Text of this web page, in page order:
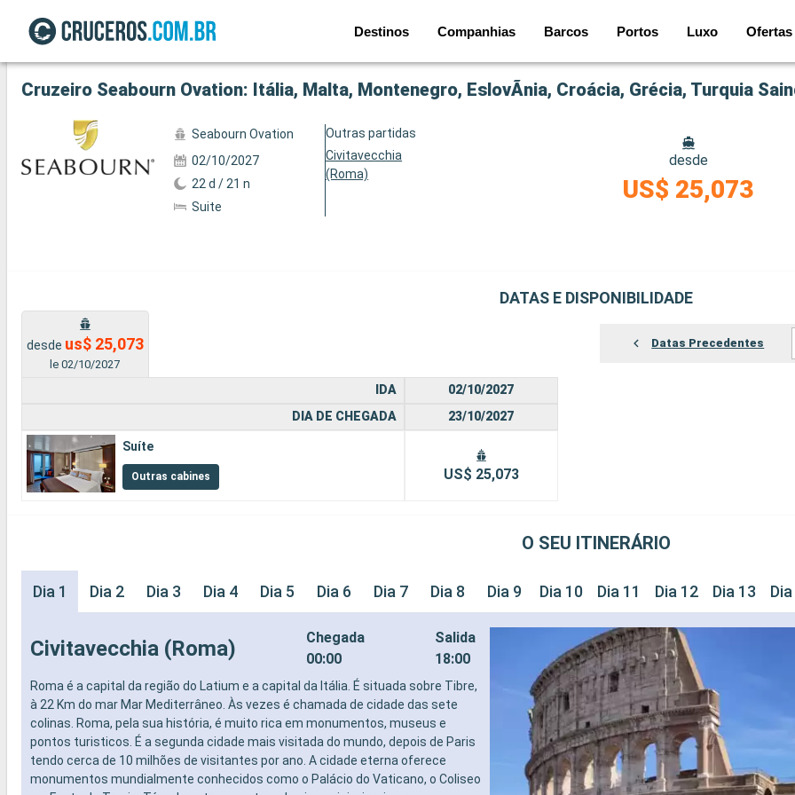
Destinos Companhias Barcos Portos Luxo Ofertas
Ver a 39 fotos
Cruzeiro Seabourn Ovation: Itália, Malta, Montenegro, EslovÃnia, Croácia, Grécia, Turquia
Seabourn Ovation
02/10/2027
22 d / 21 n
Suite
Outras partidas
Civitavecchia
(Roma)
desde
US$ 25,073
DATAS E DISPONIBILIDADE
desde us$ 25,073
le 02/10/2027
Datas Precedentes
IDA
DIA DE CHEGADA
Suíte
Outras cabines
02/10/2027
23/10/2027
US$ 25,073
O SEU ITINERÁRIO
Dia 1 Dia 2 Dia 3 Dia 4 Dia 5 Dia 6 Dia 7 Dia 8 Dia 9 Dia 10 Dia 11 Dia 12 Dia 13
Civitavecchia (Roma)
Chegada
00:00
Salida
18:00
Roma é a capital da região do Latium e a capital da Itália. É situada sobre Tibre,
à 22 Km do mar Mar Mediterrâneo. Às vezes é chamada de cidade das sete
colinas. Roma, pela sua história, é muito rica em monumentos, museus e
pontos turisticos. É a segunda cidade mais visitada do mundo, depois de Paris
tendo cerca de 10 milhões de visitantes por ano. A cidade eterna oferece
monumentos mundialmente conhecidos como o Palácio do Vaticano, o Coliseo